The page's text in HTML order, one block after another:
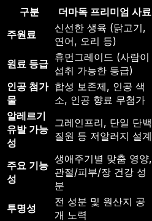
구분 더마독 프리미엄 사료
주원료
신선한 생육 (닭고기,
연어, 오리 등)
원료 등급
휴먼그레이드 (사람이
섭취 가능한 등급)
인공 첨가
물
합성 보존제, 인공 색
소, 인공 향료 무첨가
알레르기
유발 가능
성
그레인프리, 단일 단백
질원 등 저알러지 설계
주요 기능
성
생애주기별 맞춤 영양,
관절/피부/장 건강 성
분
투명성
전 성분 및 원산지 공
개 노력